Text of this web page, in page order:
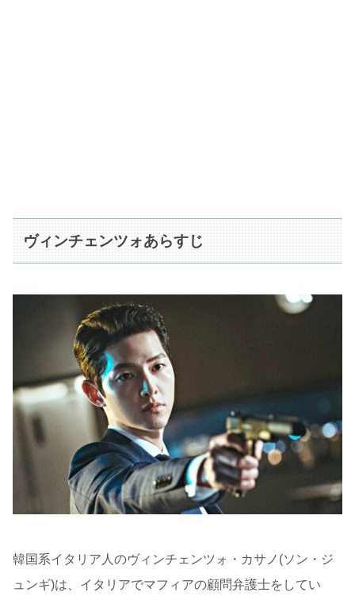
ヴィンチェンツォあらすじ
韓国系イタリア人のヴィンチェンツォ・カサノ(ソン・ジ
ュンギ)は、イタリアでマフィアの顧問弁護士をしてい